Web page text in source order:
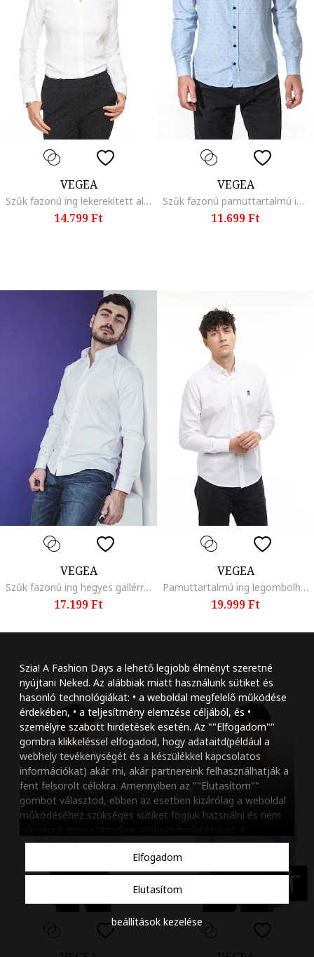
Szia! A Fashion Days a lehető legjobb élményt szeretné
nyújtani Neked. Az alábbiak miatt használunk sütiket és
hasonló technológiákat: • a weboldal megfelelő működése
érdekében, • a teljesítmény elemzése céljából, és •
személyre szabott hirdetések esetén. Az ""Elfogadom""
gombra klikkeléssel elfogadod, hogy adataitd(például a
webhely tevékenységét és a készülékkel kapcsolatos
információkat) akár mi, akár partnereink felhasználhatják a
fent felsorolt célokra. Amennyiben az ""Elutasítom""
gombot választod, ebben az esetben kizárólag a weboldal
működéséhez szükséges sütiket fogjuk hazsnálni és nem
beállításaidat bármikor módosíthatod, a ""Beállítások
kezelése"" gombra kattintva. Tudj meg többet
szabályzatunkról.
Elfogadom
Elutasítom
beállítások kezelése
VEGEA
Szűk fazonú ing lekerekített alsó szegéllyel, Fehér
14.799 Ft
VEGEA
Szűk fazonú pamuttartalmú ing, Pasztellkék
11.699 Ft
VEGEA
Szűk fazonú ing hegyes gallérral, Fehér
17.199 Ft
VEGEA
Pamuttartalmú ing legombolható gallérral, Fehér
19.999 Ft
accessibility
Szöveg méretének
Szóköz növelése
Szóköz csökkentése
Sortávolság
Sortávolság
Színek invertálása
Szürke
Nagy kurzor
Animációk letiltása